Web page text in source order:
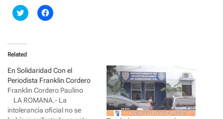
C
l
t
o
s
a
r
e
o
n
T
w
i
C
l
a
r
e
o
n
F
a
c
Related
En Solidaridad Con el
Periodista Franklin Cordero
Franklin Cordero Paulino
LA ROMANA.- La
intolerancia oficial no se